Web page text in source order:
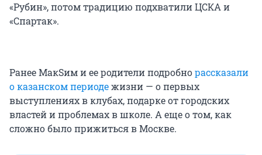
«Рубин», потом традицию подхватили ЦСКА и
«Спартак».
Ранее МакSим и ее родители подробнорассказали
о казанском периодежизни — о первых
выступлениях в клубах, подарке от городских
властей и проблемах в школе. А еще о том, как
сложно было прижиться в Москве.